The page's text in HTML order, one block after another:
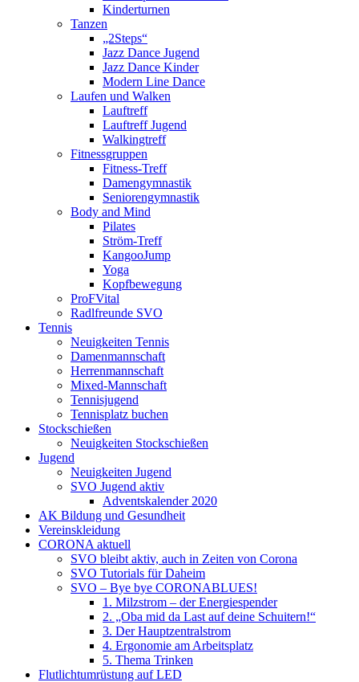
Kinderturnen
Tanzen
„2Steps“
Jazz Dance Jugend
Jazz Dance Kinder
Modern Line Dance
Laufen und Walken
Lauftreff
Lauftreff Jugend
Walkingtreff
Fitnessgruppen
Fitness-Treff
Damengymnastik
Seniorengymnastik
Body and Mind
Pilates
Ström-Treff
KangooJump
Yoga
Kopfbewegung
ProFVital
Radlfreunde SVO
Tennis
Neuigkeiten Tennis
Damenmannschaft
Herrenmannschaft
Mixed-Mannschaft
Tennisjugend
Tennisplatz buchen
Stockschießen
Neuigkeiten Stockschießen
Jugend
Neuigkeiten Jugend
SVO Jugend aktiv
Adventskalender 2020
AK Bildung und Gesundheit
Vereinskleidung
CORONA aktuell
SVO bleibt aktiv, auch in Zeiten von Corona
SVO Tutorials für Daheim
SVO – Bye bye CORONABLUES!
1. Milzstrom – der Energiespender
2. „Oba mid da Last auf deine Schuitern!“
3. Der Hauptzentralstrom
4. Ergonomie am Arbeitsplatz
5. Thema Trinken
Flutlichtumrüstung auf LED